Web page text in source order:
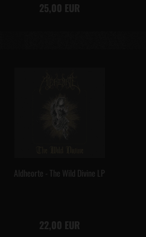
25,00 EUR
Aldheorte - The Wild Divine LP
22,00 EUR